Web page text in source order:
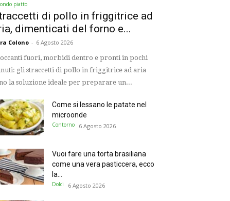
piatto
di pollo in friggitrice ad
dimenticati del forno e...
Colono - 6 Agosto 2026
fuori, morbidi dentro e pronti in pochi
gli straccetti di pollo in friggitrice ad aria
la soluzione ideale per preparare un...
Come si lessano le patate nel
microonde
Contorno 6 Agosto 2026
Vuoi fare una torta brasiliana
come una vera pasticcera, ecco
la...
Dolci 6 Agosto 2026